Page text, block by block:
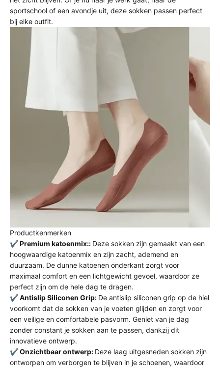
sportschool of een avondje uit, deze sokken passen perfect
bij elke outfit.
Productkenmerken
✔️Premium katoenmix:: Deze sokken zijn gemaakt van een
hoogwaardige katoenmix en zijn zacht, ademend en
duurzaam. De dunne katoenen onderkant zorgt voor
maximaal comfort en een lichtgewicht gevoel, waardoor ze
perfect zijn om de hele dag te dragen.
✔️Antislip Siliconen Grip: De antislip siliconen grip op de hiel
voorkomt dat de sokken van je voeten glijden en zorgt voor
een veilige en comfortabele pasvorm. Geniet van je dag
zonder constant je sokken aan te passen, dankzij dit
innovatieve ontwerp.
✔️Onzichtbaar ontwerp: Deze laag uitgesneden sokken zijn
ontworpen om verborgen te blijven in je schoenen, waardoor